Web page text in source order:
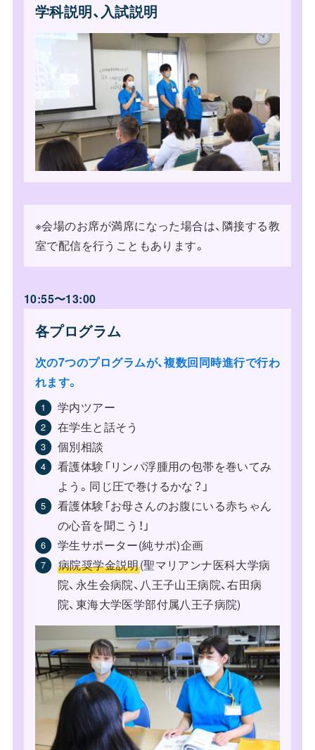
学科説明、入試説明
※会場のお席が満席になった場合は、隣接する教
室で配信を行うこともあります。
10:55〜13:00
各プログラム
次の7つのプログラムが、複数回同時進行で行わ
れます。
学内ツアー
在学生と話そう
個別相談
看護体験「リンパ浮腫用の包帯を巻いてみ
よう。同じ圧で巻けるかな？」
看護体験「お母さんのお腹にいる赤ちゃん
の心音を聞こう！」
学生サポーター(純サポ)企画
病院奨学金説明(聖マリアンナ医科大学病
院、永生会病院、八王子山王病院、右田病
院、東海大学医学部付属八王子病院)